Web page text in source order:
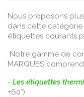
Nous proposons
dans cette
étiquettes courants
Notre gamme de
MARQUES
- Les étiquettes
+60°)